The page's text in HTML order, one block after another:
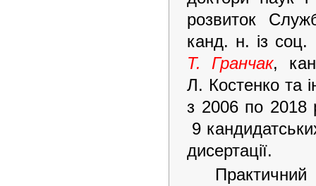
розвиток
канд. н. із
Т. Гранчак,
Л. Костенко та
з 2006 по 2018
9
дисертації.